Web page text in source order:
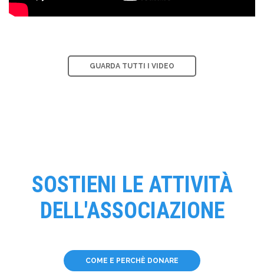
GUARDA TUTTI I VIDEO
SOSTIENI LE ATTIVITÀ
DELL'ASSOCIAZIONE
COME E PERCHÈ DONARE